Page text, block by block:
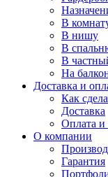
В
В нишу
В
В
На
Доставка и
Как
Доставка
Оплата и
О компании
Гарантия